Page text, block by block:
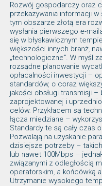
Rozwój gospodarczy oraz
przekazywania informacji w
tym obszarze złotą era
wysłania pierwszego e-
się w błyskawicznym
większości innych branż,
„technologiczne”. W myśl
rozsądne planowanie
opłacalności inwestycji –
standardów, o coraz
jakości obsługi transmisji
zaprojektowanej i
celów. Przykładem są
łącza miedziane –
Standardy te są cały czas
Pozwalają na uzyskanie
dzisiejsze potrzeby –
lub nawet 100Mbps –
związanymi z odległością
operatorskim, a końcówką
Utrzymanie wysokiego